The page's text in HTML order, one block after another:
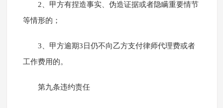
2、甲方有捏造事实、伪造证据或者隐瞒重要情节
等情形的；
3、甲方逾期3日仍不向乙方支付律师代理费或者
工作费用的。
第九条违约责任